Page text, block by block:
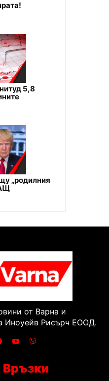
5,8
„родилния
от Варна и
Иноуейв Рисърч ЕООД.
Връзки